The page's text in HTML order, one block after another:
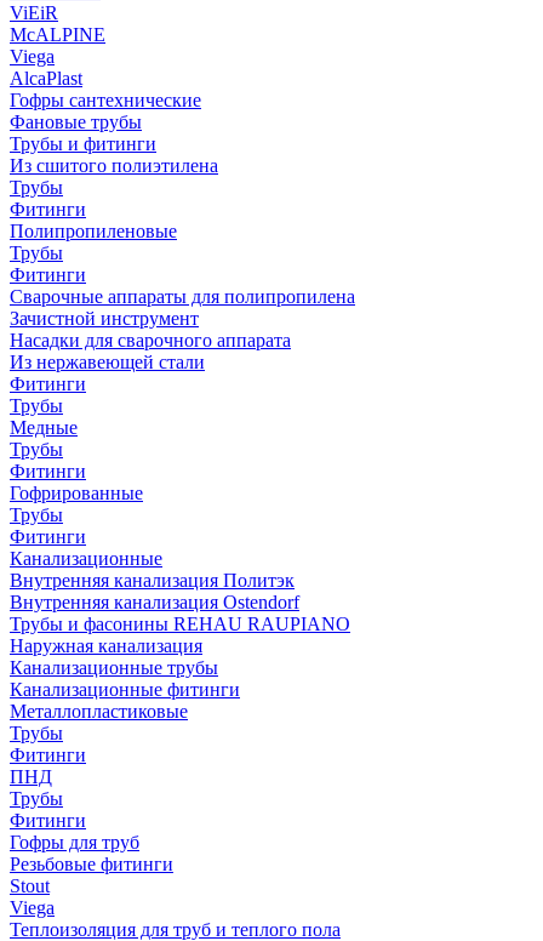
ViEiR
McALPINE
Viega
AlcaPlast
Гофры сантехнические
Фановые трубы
Трубы и фитинги
Из сшитого полиэтилена
Трубы
Фитинги
Полипропиленовые
Трубы
Фитинги
Сварочные аппараты для полипропилена
Зачистной инструмент
Насадки для сварочного аппарата
Из нержавеющей стали
Фитинги
Трубы
Медные
Трубы
Фитинги
Гофрированные
Трубы
Фитинги
Канализационные
Внутренняя канализация Политэк
Внутренняя канализация Ostendorf
Трубы и фасонины REHAU RAUPIANO
Наружная канализация
Канализационные трубы
Канализационные фитинги
Металлопластиковые
Трубы
Фитинги
ПНД
Трубы
Фитинги
Гофры для труб
Резьбовые фитинги
Stout
Viega
Теплоизоляция для труб и теплого пола